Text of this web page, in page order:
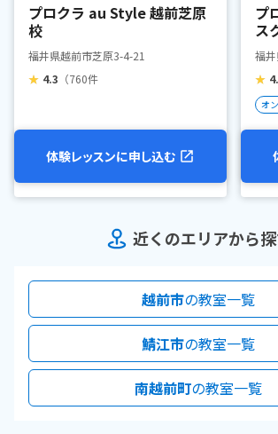
プロクラ au Style 越前芝原
校
福井県越前市芝原3-4-21
★ 4.3 （760件
体験レッスンに申し込む
プ
ス
福
★
オ
近くのエリアから
越前市の教室一覧
鯖江市の教室一覧
南越前町の教室一覧